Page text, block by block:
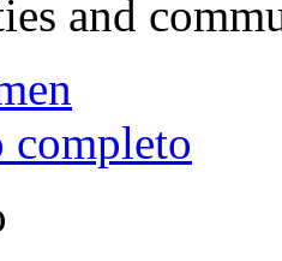
and
completo